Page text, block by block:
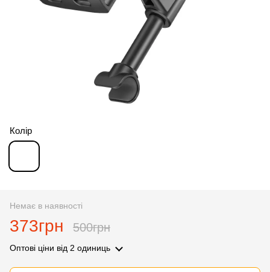
Колір
Немає в наявності
373грн 500грн
Оптові ціни від 2 одиниць